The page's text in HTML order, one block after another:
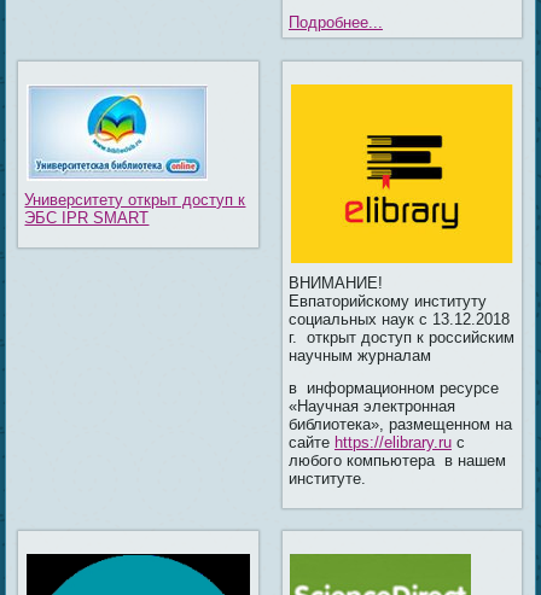
Подробнее...
Университету открыт доступ к
ЭБС IPR SMART
ВНИМАНИЕ!
Евпаторийскому институту
социальных наук с 13.12.2018
г. открыт доступ к российским
научным журналам
в информационном ресурсе
«Научная электронная
библиотека», размещенном на
сайте https://elibrary.ruс
любого компьютера в нашем
институте.